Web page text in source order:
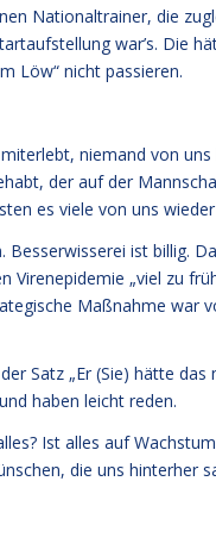
Nationaltrainer, die
war’s. Die
Löw“ nicht passieren.
niemand von
der auf der
es viele von uns
ist billig.
„viel zu
Maßnahme war
Satz „Er (Sie) hätte
haben leicht reden.
Ist alles auf
die uns hinterher